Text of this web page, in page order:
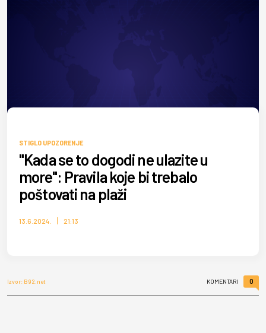
STIGLO UPOZORENJE
"Kada se to dogodi ne ulazite u
more": Pravila koje bi trebalo
poštovati na plaži
13.6.2024. 21:13
Izvor: B92.net KOMENTARI 0